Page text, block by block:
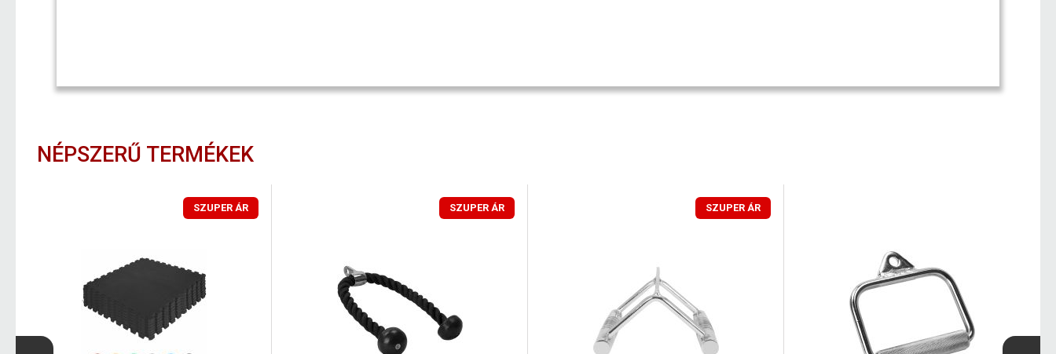
NÉPSZERŰ TERMÉKEK
SZUPER ÁR SZUPER ÁR SZUPER ÁR